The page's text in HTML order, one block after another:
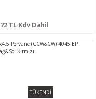
TL Kdv Dahil
TÜKENDİ